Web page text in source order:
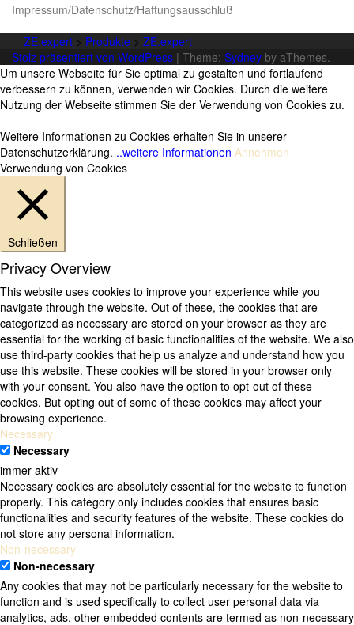
Impressum/Datenschutz/Haftungsausschluß
ZE.expert > Produkte > ZE.expert
Stolz präsentiert von WordPress | Theme: Sydney by aThemes.
Um unsere Webseite für Sie optimal zu gestalten und fortlaufend
verbessern zu können, verwenden wir Cookies. Durch die weitere
Nutzung der Webseite stimmen Sie der Verwendung von Cookies zu.
Weitere Informationen zu Cookies erhalten Sie in unserer
Datenschutzerklärung. ..weitere Informationen Annehmen
Verwendung von Cookies
Schließen
Privacy Overview
This website uses cookies to improve your experience while you
navigate through the website. Out of these, the cookies that are
categorized as necessary are stored on your browser as they are
essential for the working of basic functionalities of the website. We also
use third-party cookies that help us analyze and understand how you
use this website. These cookies will be stored in your browser only
with your consent. You also have the option to opt-out of these
cookies. But opting out of some of these cookies may affect your
browsing experience.
Necessary
Necessary
immer aktiv
Necessary cookies are absolutely essential for the website to function
properly. This category only includes cookies that ensures basic
functionalities and security features of the website. These cookies do
not store any personal information.
Non-necessary
Non-necessary
Any cookies that may not be particularly necessary for the website to
function and is used specifically to collect user personal data via
analytics, ads, other embedded contents are termed as non-necessary